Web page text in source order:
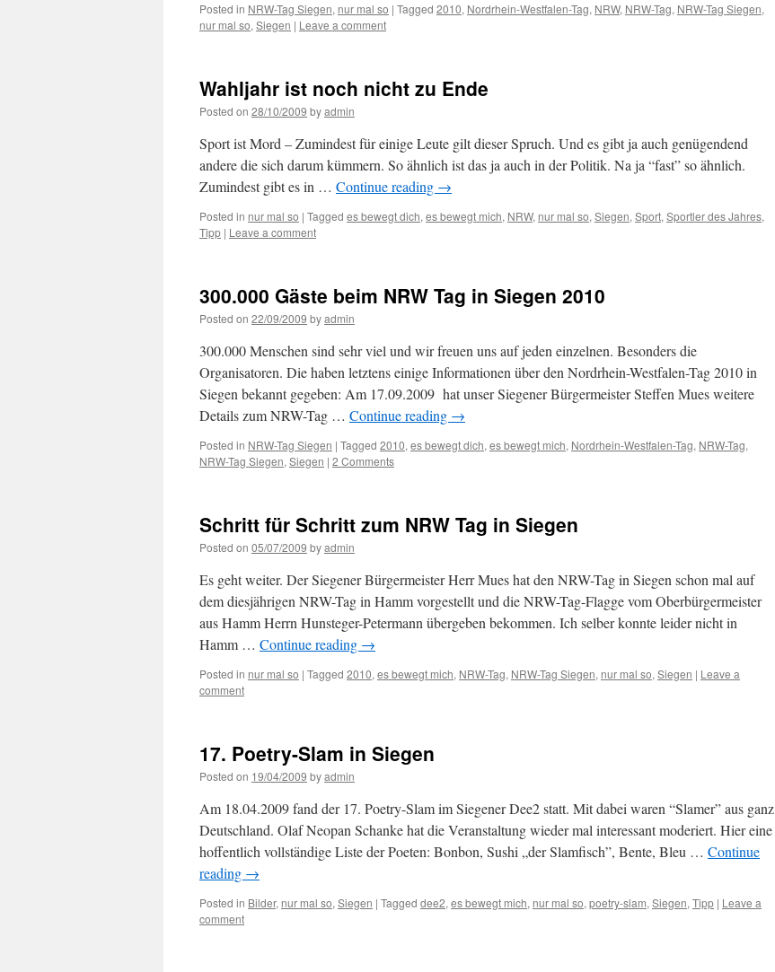
Posted in NRW-Tag Siegen, nur mal so | Tagged 2010, Nordrhein-Westfalen-Tag, NRW, NRW-Tag, NRW-Tag Siegen,
nur mal so, Siegen | Leave a comment
Wahljahr ist noch nicht zu Ende
Posted on 28/10/2009 byadmin
Sport ist Mord – Zumindest für einige Leute gilt dieser Spruch. Und es gibt ja auch genügendend
andere die sich darum kümmern. So ähnlich ist das ja auch in der Politik. Na ja “fast” so ähnlich.
Zumindest gibt es in … Continue reading →
Posted in nur mal so | Tagged es bewegt dich, es bewegt mich, NRW, nur mal so, Siegen, Sport, Sportler des Jahres,
Tipp | Leave a comment
300.000 Gäste beim NRW Tag in Siegen 2010
Posted on 22/09/2009 byadmin
300.000 Menschen sind sehr viel und wir freuen uns auf jeden einzelnen. Besonders die
Organisatoren. Die haben letztens einige Informationen über den Nordrhein-Westfalen-Tag 2010 in
Siegen bekannt gegeben: Am 17.09.2009 hat unser Siegener Bürgermeister Steffen Mues weitere
Details zum NRW-Tag … Continue reading →
Posted in NRW-Tag Siegen | Tagged 2010, es bewegt dich, es bewegt mich, Nordrhein-Westfalen-Tag, NRW-Tag,
NRW-Tag Siegen, Siegen | 2 Comments
Schritt für Schritt zum NRW Tag in Siegen
Posted on 05/07/2009 byadmin
Es geht weiter. Der Siegener Bürgermeister Herr Mues hat den NRW-Tag in Siegen schon mal auf
dem diesjährigen NRW-Tag in Hamm vorgestellt und die NRW-Tag-Flagge vom Oberbürgermeister
aus Hamm Herrn Hunsteger-Petermann übergeben bekommen. Ich selber konnte leider nicht in
Hamm … Continue reading →
Posted in nur mal so | Tagged 2010, es bewegt mich, NRW-Tag, NRW-Tag Siegen, nur mal so, Siegen | Leave a
comment
17. Poetry-Slam in Siegen
Posted on 19/04/2009 byadmin
Am 18.04.2009 fand der 17. Poetry-Slam im Siegener Dee2 statt. Mit dabei waren “Slamer” aus ganz
Deutschland. Olaf Neopan Schanke hat die Veranstaltung wieder mal interessant moderiert. Hier eine
hoffentlich vollständige Liste der Poeten: Bonbon, Sushi „der Slamfisch”, Bente, Bleu … Continue
reading →
Posted in Bilder, nur mal so, Siegen | Tagged dee2, es bewegt mich, nur mal so, poetry-slam, Siegen, Tipp | Leave a
comment